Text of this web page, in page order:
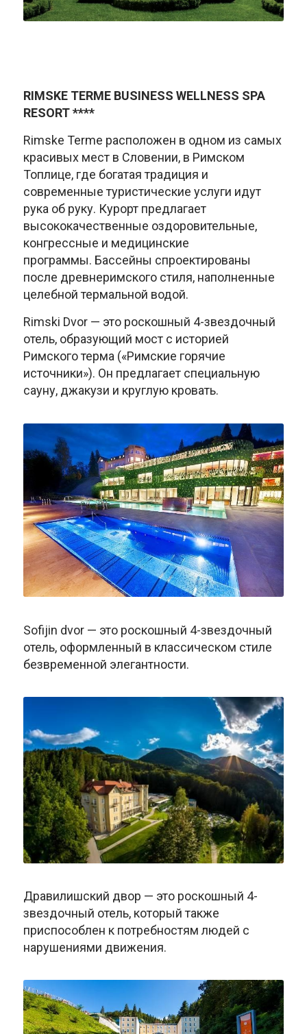
RIMSKE TERME BUSINESS WELLNESS SPA
RESORT ****
Rimske Terme расположен в одном из самых
красивых мест в Словении, в Римском
Топлице, где богатая традиция и
современные туристические услуги идут
рука об руку. Курорт предлагает
высококачественные оздоровительные,
конгрессные и медицинские
программы. Бассейны спроектированы
после древнеримского стиля, наполненные
целебной термальной водой.
Rimski Dvor — это роскошный 4-звездочный
отель, образующий мост с историей
Римского терма («Римские горячие
источники»). Он предлагает специальную
сауну, джакузи и круглую кровать.
Sofijin dvor — это роскошный 4-звездочный
отель, оформленный в классическом стиле
безвременной элегантности.
Дравилишский двор — это роскошный 4-
звездочный отель, который также
приспособлен к потребностям людей с
нарушениями движения.